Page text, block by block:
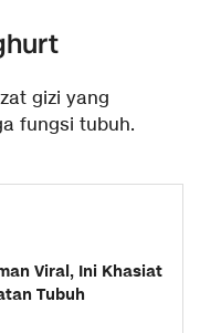
gizi yang
fungsi tubuh.
Viral, Ini Khasiat
Tubuh